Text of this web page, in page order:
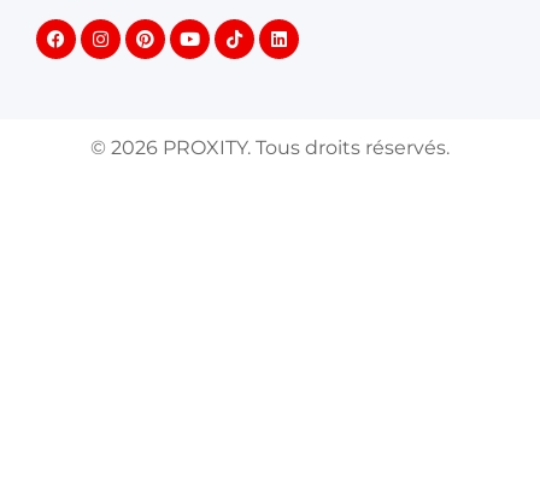
© 2026 PROXITY. Tous droits réservés.